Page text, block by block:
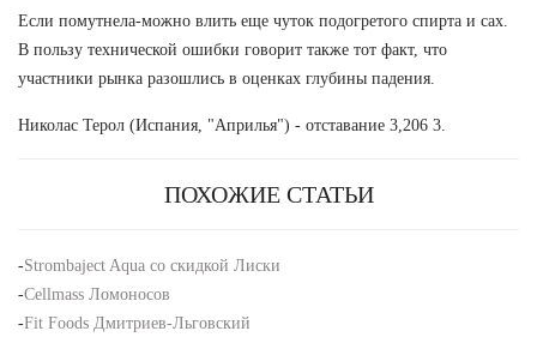
Если помутнела-можно влить еще чуток подогретого спирта и сах.
В пользу технической ошибки говорит также тот факт, что
участники рынка разошлись в оценках глубины падения.
Николас Терол (Испания, "Априлья") - отставание 3,206 3.
ПОХОЖИЕ СТАТЬИ
-Strombaject Aqua со скидкой Лиски
-Cellmass Ломоносов
-Fit Foods Дмитриев-Льговский